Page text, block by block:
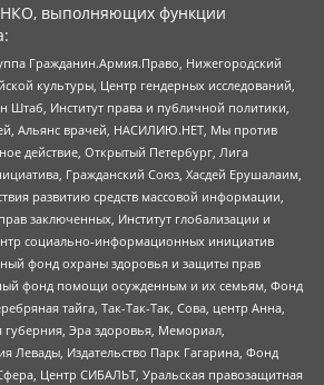
выполняющих функции
Гражданин.Армия.Право, Нижегородский
культуры, Центр гендерных исследований,
Штаб, Институт права и публичной политики,
Альянс врачей, НАСИЛИЮ.НЕТ, Мы против
действие, Открытый Петербург, Лига
Гражданский Союз, Хасдей Ерушалаим,
развитию средств массовой информации,
заключенных, Институт глобализации и
социально-информационных инициатив
фонд охраны здоровья и защиты прав
фонд помощи осужденным и их семьям, Фонд
тайга, Так-Так-Так, Сова, центр Анна,
губерния, Эра здоровья, Мемориал,
Левады, Издательство Парк Гагарина, Фонд
Центр СИБАЛЬТ, Уральская правозащитная